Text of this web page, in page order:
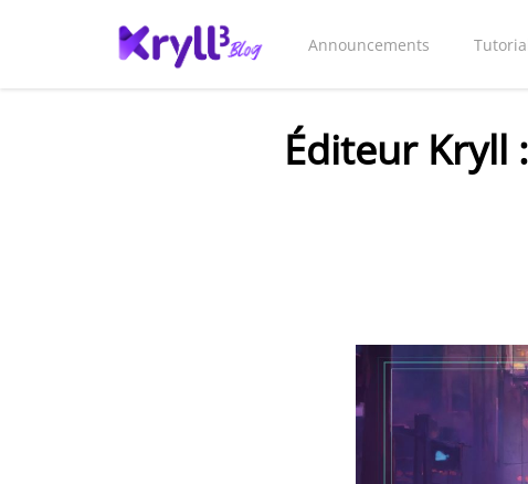
Announcements
Éditeur Kryll